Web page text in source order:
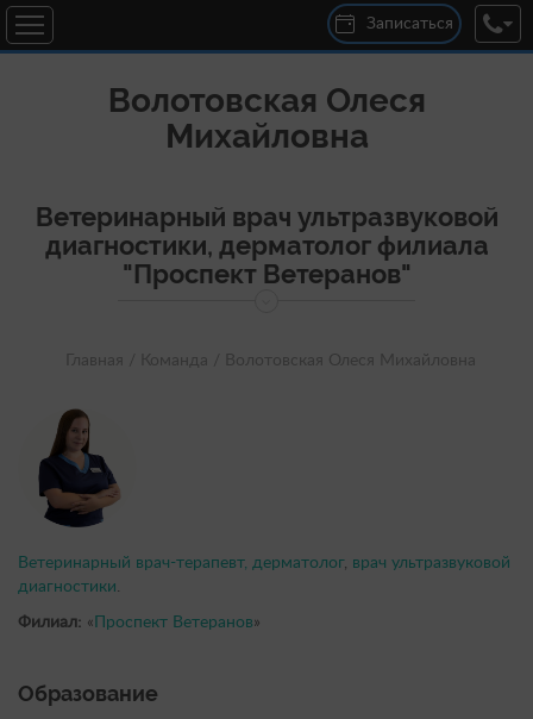
Записаться
Волотовская Олеся
Михайловна
Ветеринарный врач ультразвуковой
диагностики, дерматолог филиала
"Проспект Ветеранов"
Главная / Команда / Волотовская Олеся Михайловна
Ветеринарный врач-терапевт, дерматолог, врач ультразвуковой
диагностики.
Филиал: « Проспект Ветеранов»
Образование